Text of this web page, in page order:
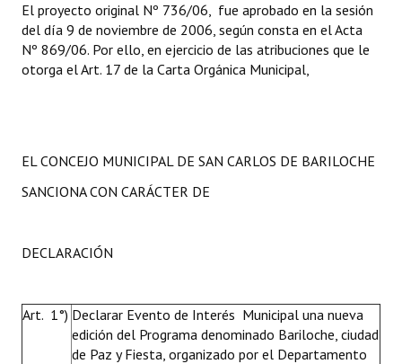
El proyecto original Nº 736/06, fue aprobado en la sesión
del día 9 de noviembre de 2006, según consta en el Acta
Nº 869/06. Por ello, en ejercicio de las atribuciones que le
otorga el Art. 17 de la Carta Orgánica Municipal,
EL CONCEJO MUNICIPAL DE SAN CARLOS DE BARILOCHE
SANCIONA CON CARÁCTER DE
DECLARACIÓN
Art. 1°) Declarar Evento de Interés Municipal una nueva
edición del Programa denominado Bariloche, ciudad
de Paz y Fiesta, organizado por el Departamento